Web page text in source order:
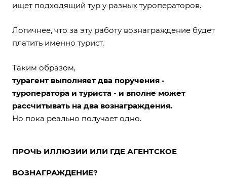
ищет подходящий тур у разных туроператоров.
Логичнее, что за эту работу вознаграждение будет
платить именно турист.
Таким образом,
турагент выполняет два поручения -
туроператора и туриста - и вполне может
рассчитывать на два вознаграждения.
Но пока реально получает одно.
ПРОЧЬ ИЛЛЮЗИИ ИЛИ ГДЕ АГЕНТСКОЕ
ВОЗНАГРАЖДЕНИЕ?